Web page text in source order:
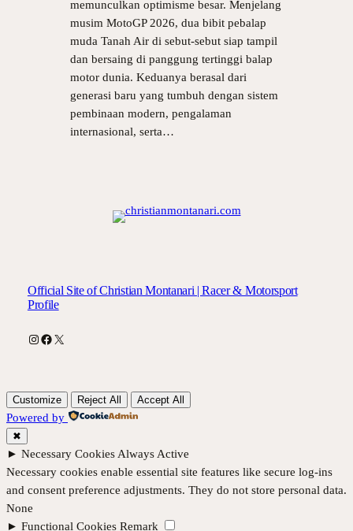
memunculkan optimisme besar. Menjelang
musim MotoGP 2026, dua bibit pebalap
muda Tanah Air di sebut-sebut siap tampil
dan bersaing di panggung tertinggi balap
motor dunia. Keduanya berasal dari
generasi baru yang tumbuh dengan sistem
pembinaan modern, pengalaman
internasional, serta…
Official Site of Christian Montanari | Racer & Motorsport
Profile
Instagram
Facebook
X
Customize Reject All Accept All
Powered by
✖
► Necessary CookiesAlways Active
Necessary cookies enable essential site features like secure log-ins
and consent preference adjustments. They do not store personal data.
None
► Functional Cookies Remark